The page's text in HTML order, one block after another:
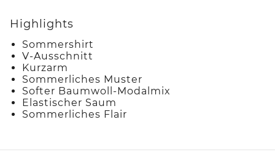
Highlights
Sommershirt
V-Ausschnitt
Kurzarm
Sommerliches Muster
Softer Baumwoll-Modalmix
Elastischer Saum
Sommerliches Flair